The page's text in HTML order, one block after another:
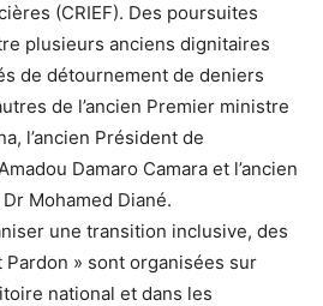
(CRIEF). Des poursuites
plusieurs anciens dignitaires
de détournement de deniers
de l’ancien Premier ministre
l’ancien Président de
Damaro Camara et l’ancien
Mohamed Diané.
une transition inclusive, des
» sont organisées sur
national et dans les